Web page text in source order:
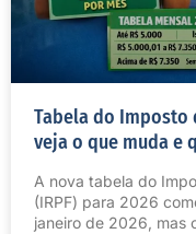
Tabela do Imposto
veja o que muda e
A nova tabela do
(IRPF) para 2026
janeiro de 2026, mas